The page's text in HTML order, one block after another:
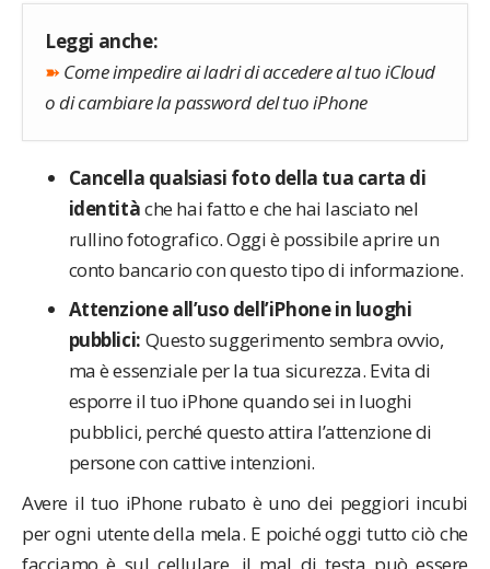
Leggi anche:
➽ Come impedire ai ladri di accedere al tuo iCloud
o di cambiare la password del tuo iPhone
Cancella qualsiasi foto della tua carta di
identitàche hai fatto e che hai lasciato nel
rullino fotografico. Oggi è possibile aprire un
conto bancario con questo tipo di informazione.
Attenzione all’uso dell’iPhone in luoghi
pubblici: Questo suggerimento sembra ovvio,
ma è essenziale per la tua sicurezza. Evita di
esporre il tuo iPhone quando sei in luoghi
pubblici, perché questo attira l’attenzione di
persone con cattive intenzioni.
Avere il tuo iPhone rubato è uno dei peggiori incubi
per ogni utente della mela. E poiché oggi tutto ciò che
facciamo è sul cellulare, il mal di testa può essere